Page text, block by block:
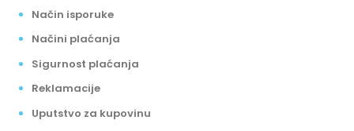
Način isporuke
Načini plaćanja
Sigurnost plaćanja
Reklamacije
Uputstvo za kupovinu